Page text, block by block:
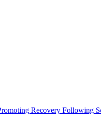
Recovery Following